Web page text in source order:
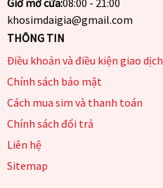
Giờ mở cửa:08:00 - 21:00
khosimdaigia@gmail.com
THÔNG TIN
Điều khoản và điều kiện giao dịch
Chính sách bảo mật
Cách mua sim và thanh toán
Chính sách đổi trả
Liên hệ
Sitemap